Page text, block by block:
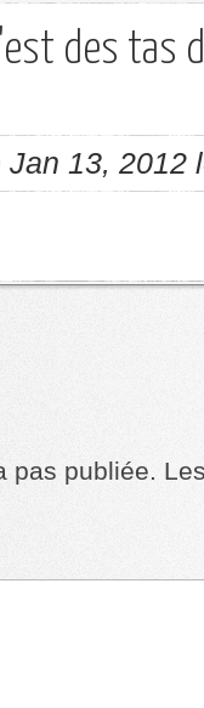
des tas
13, 2012
pas publiée.